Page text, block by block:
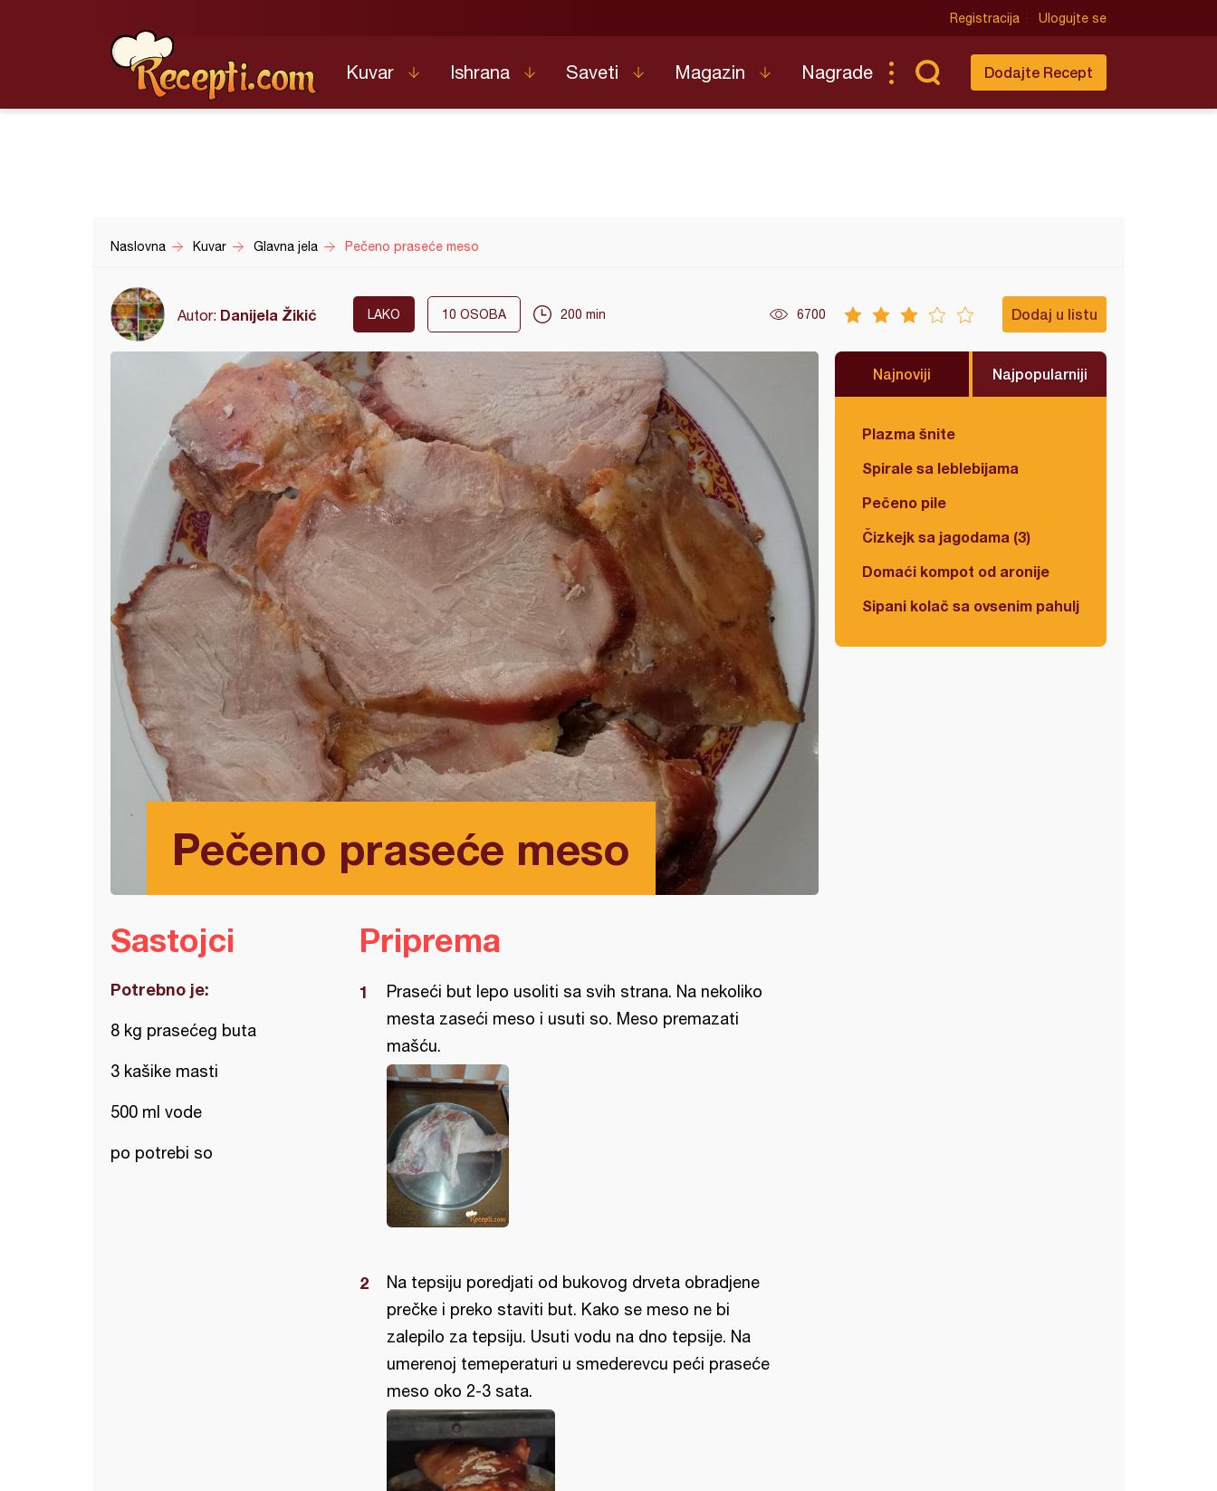
Registracija Ulogujte se
Kuvar Ishrana Saveti Magazin Nagrade Dodajte Recept
Naslovna Kuvar Glavna jela Pečeno praseće meso
Autor: Danijela Žikić LAKO 10 OSOBA 200 min 6700 Dodaj u listu
Pečeno praseće meso
Najnoviji Najpopularniji
Plazma šnite
Spirale sa leblebijama
Pečeno pile
Čizkejk sa jagodama (3)
Domaći kompot od aronije
Sipani kolač sa ovsenim pahuljicama i višnjama
Sastojci
Potrebno je:
8 kg prasećeg buta
3 kašike masti
500 ml vode
po potrebi so
Priprema
Praseći but lepo usoliti sa svih strana. Na nekoliko
mesta zaseći meso i usuti so. Meso premazati
mašću.
Na tepsiju poredjati od bukovog drveta obradjene
prečke i preko staviti but. Kako se meso ne bi
zalepilo za tepsiju. Usuti vodu na dno tepsije. Na
umerenoj temeperaturi u smederevcu peći praseće
meso oko 2-3 sata.